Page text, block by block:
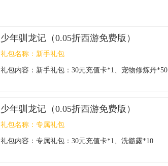
少年驯龙记（0.05折西游免费版）
礼包名称： 新手礼包
礼包内容： 新手礼包：30元充值卡*1、宠物修炼丹*50
少年驯龙记（0.05折西游免费版）
礼包名称： 专属礼包
礼包内容： 专属礼包：30元充值卡*1、洗髓露*10